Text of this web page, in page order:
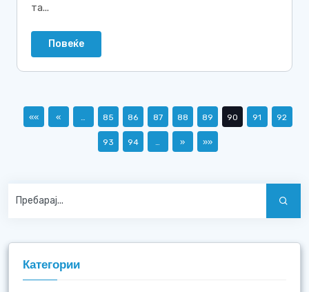
та...
Повеќе
«« « 85 86 87 88 89 90 91 92
93 94 » »»
Категории